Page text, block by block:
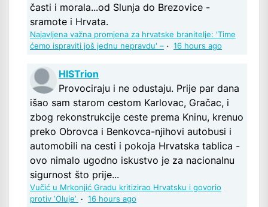
časti i morala...od Slunja do Brezovice -
sramote i Hrvata.
Najavljena važna promjena za hrvatske branitelje: 'Time
ćemo ispraviti još jednu nepravdu' – · 16 hours ago
HISTrion
Provociraju i ne odustaju. Prije par dana
išao sam starom cestom Karlovac, Gračac, i
zbog rekonstrukcije ceste prema Kninu, krenuo
preko Obrovca i Benkovca-njihovi autobusi i
automobili na cesti i pokoja Hrvatska tablica -
ovo nimalo ugodno iskustvo je za nacionalnu
sigurnost što prije...
Vučić u Mrkonjić Gradu kritizirao Hrvatsku i govorio
protiv ‘Oluje’ · 16 hours ago